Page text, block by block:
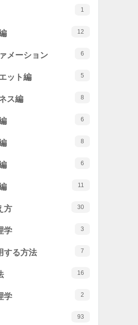
1
12
メーション 6
ット編 5
ス編 8
6
8
6
11
方 30
学 3
する方法 7
16
学 2
93